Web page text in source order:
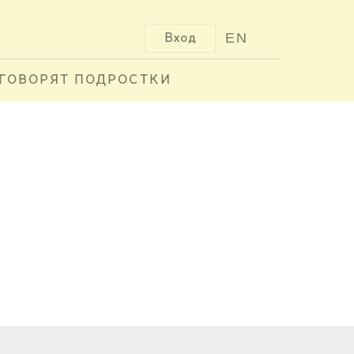
EN
Вход
ГОВОРЯТ ПОДРОСТКИ